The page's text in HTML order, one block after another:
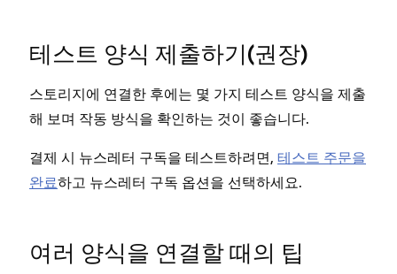
테스트 양식 제출하기(권장)
스토리지에 연결한 후에는 몇 가지 테스트 양식을 제출
해 보며 작동 방식을 확인하는 것이 좋습니다.
결제 시 뉴스레터 구독을 테스트하려면, 테스트 주문을
완료하고 뉴스레터 구독 옵션을 선택하세요.
여러 양식을 연결할 때의 팁